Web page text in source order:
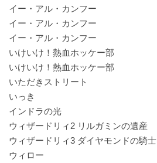
イー・アル・カンフー
イー・アル・カンフー
イー・アル・カンフー
いけいけ！熱血ホッケー部
いけいけ！熱血ホッケー部
いただきストリート
いっき
インドラの光
ウィザードリィ2 リルガミンの遺産
ウィザードリィ3 ダイヤモンドの騎士
ウィロー